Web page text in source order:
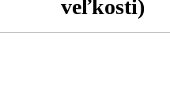
veľkosti)